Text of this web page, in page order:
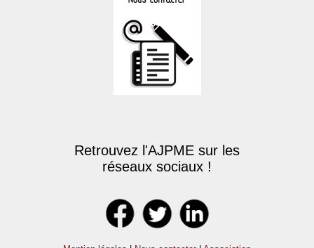
Retrouvez l'AJPME sur les
réseaux sociaux !